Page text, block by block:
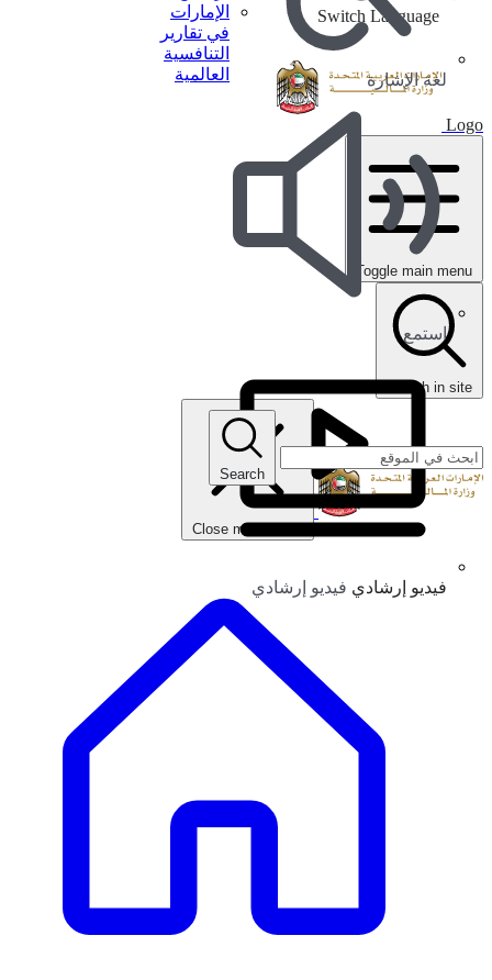
الإمارات
في تقارير
التنافسية
العالمية
لغة الإشارة
استمع
فيديو إرشادي فيديو إرشادي
Switch Language
Logo
Toggle main menu
search in site
Close main menu
Search